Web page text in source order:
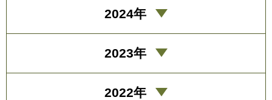
2024年
2023年
2022年